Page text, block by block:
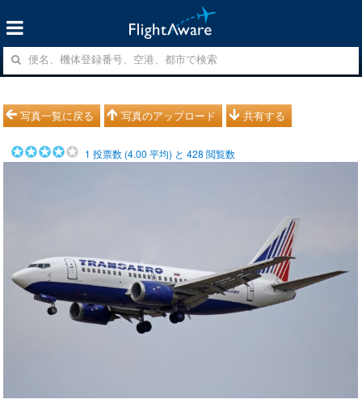
写真一覧に戻る 写真のアップロード 共有する
1 投票数 (4.00 平均) と428 閲覧数